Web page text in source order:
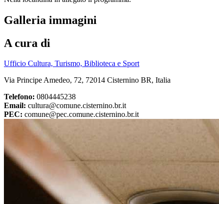
Galleria immagini
A cura di
Ufficio Cultura, Turismo, Biblioteca e Sport
Via Principe Amedeo, 72, 72014 Cisternino BR, Italia
Telefono: 0804445238
Email: cultura@comune.cisternino.br.it
PEC: comune@pec.comune.cisternino.br.it